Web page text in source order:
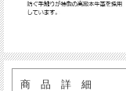
商 品 詳 細